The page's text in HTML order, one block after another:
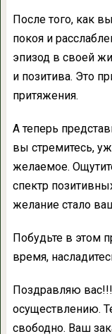
После того, как
покоя и
эпизод в своей
и позитива. Это
притяжения.
А теперь
вы стремитесь,
желаемое.
спектр
желание стало
Побудьте в этом
время,
Поздравляю
осуществлению.
свободно. Ваш